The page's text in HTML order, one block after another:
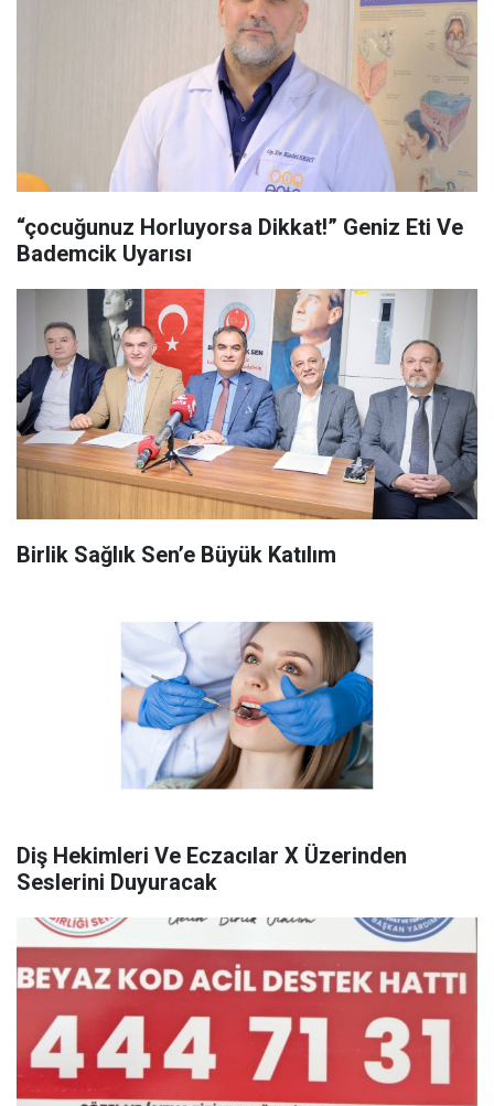
“çocuğunuz Horluyorsa Dikkat!” Geniz Eti Ve
Bademcik Uyarısı
Birlik Sağlık Sen’e Büyük Katılım
Diş Hekimleri Ve Eczacılar X Üzerinden
Seslerini Duyuracak